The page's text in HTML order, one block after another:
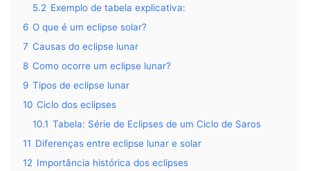
5.2 Exemplo de tabela explicativa:
6 O que é um eclipse solar?
7 Causas do eclipse lunar
8 Como ocorre um eclipse lunar?
9 Tipos de eclipse lunar
10 Ciclo dos eclipses
10.1 Tabela: Série de Eclipses de um Ciclo de Saros
11 Diferenças entre eclipse lunar e solar
12 Importância histórica dos eclipses